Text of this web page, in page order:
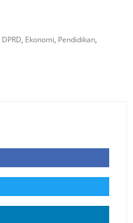
DPRD, Ekonomi, Pendidikan,